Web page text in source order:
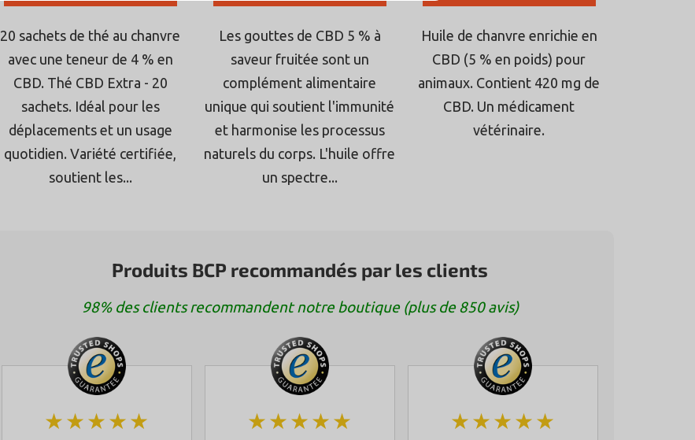
sur
5
étoiles.
20 sachets de thé au chanvre
avec une teneur de 4 % en
CBD. Thé CBD Extra - 20
sachets. Idéal pour les
déplacements et un usage
quotidien. Variété certifiée,
soutient les...
sur
5
étoiles.
Les gouttes de CBD 5 % à
saveur fruitée sont un
complément alimentaire
unique qui soutient l'immunité
et harmonise les processus
naturels du corps. L'huile offre
un spectre...
sur
5
étoiles.
Huile de chanvre enrichie en
CBD (5 % en poids) pour
animaux. Contient 420 mg de
CBD. Un médicament
vétérinaire.
Produits BCP recommandés par les clients
98% des clients recommandent notre boutique (plus de 850 avis)
★★★★★ ★★★★★ ★★★★★